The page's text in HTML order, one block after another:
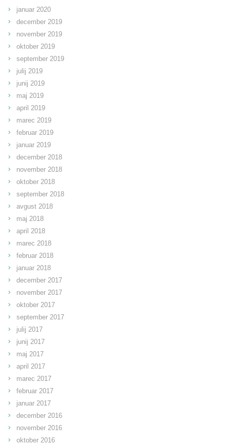
januar 2020
december 2019
november 2019
oktober 2019
september 2019
julij 2019
junij 2019
maj 2019
april 2019
marec 2019
februar 2019
januar 2019
december 2018
november 2018
oktober 2018
september 2018
avgust 2018
maj 2018
april 2018
marec 2018
februar 2018
januar 2018
december 2017
november 2017
oktober 2017
september 2017
julij 2017
junij 2017
maj 2017
april 2017
marec 2017
februar 2017
januar 2017
december 2016
november 2016
oktober 2016